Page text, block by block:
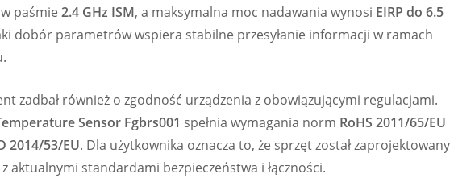
paśmie 2.4 GHz ISM, a maksymalna moc nadawania wynosi EIRP do 6.5
dobór parametrów wspiera stabilne przesyłanie informacji w ramach
zadbał również o zgodność urządzenia z obowiązującymi regulacjami.
Sensor Fgbrs001 spełnia wymagania norm RoHS 2011/65/EU
2014/53/EU. Dla użytkownika oznacza to, że sprzęt został zaprojektowany
aktualnymi standardami bezpieczeństwa i łączności.